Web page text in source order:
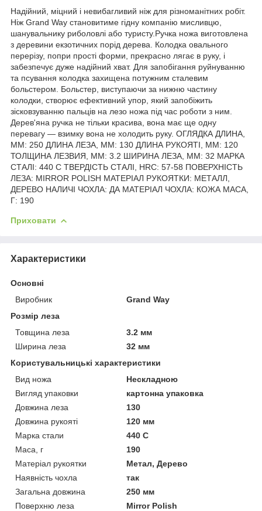
Надійний, міцний і невибагливий ніж для різноманітних робіт.
Ніж Grand Way становитиме гідну компанію мисливцю,
шанувальнику риболовлі або туристу.Ручка ножа виготовлена
з деревини екзотичних порід дерева. Колодка овального
перерізу, попри прості форми, прекрасно лягає в руку, і
забезпечує дуже надійний хват. Для запобігання руйнуванню
та псування колодка захищена потужним сталевим
больстером. Больстер, виступаючи за нижню частину
колодки, створює ефективний упор, який запобіжить
зісковзуванню пальців на лезо ножа під час роботи з ним.
Дерев'яна ручка не тільки красива, вона має ще одну
перевагу — взимку вона не холодить руку. ОГЛЯДКА ДЛИНА,
ММ: 250 ДЛИНА ЛЕЗА, ММ: 130 ДЛИНА РУКОЯТІ, ММ: 120
ТОЛЩИНА ЛЕЗВИЯ, ММ: 3.2 ШИРИНА ЛЕЗА, ММ: 32 МАРКА
СТАЛІ: 440 C ТВЕРДІСТЬ СТАЛІ, HRC: 57-58 ПОВЕРХНІСТЬ
ЛЕЗА: MIRROR POLISH МАТЕРІАЛ РУКОЯТКИ: МЕТАЛЛ,
ДЕРЕВО НАЛИЧІ ЧОХЛА: ДА МАТЕРІАЛ ЧОХЛА: КОЖА МАСА,
Г: 190
Приховати
Характеристики
Основні
Виробник
Grand Way
Розмір леза
Товщина леза
3.2 мм
Ширина леза
32 мм
Користувальницькі характеристики
Вид ножа
Нескладною
Вигляд упаковки
картонна упаковка
Довжина леза
130
Довжина рукояті
120 мм
Марка стали
440 C
Маса, г
190
Матеріал рукоятки
Метал, Дерево
Наявність чохла
так
Загальна довжина
250 мм
Поверхню леза
Mirror Polish